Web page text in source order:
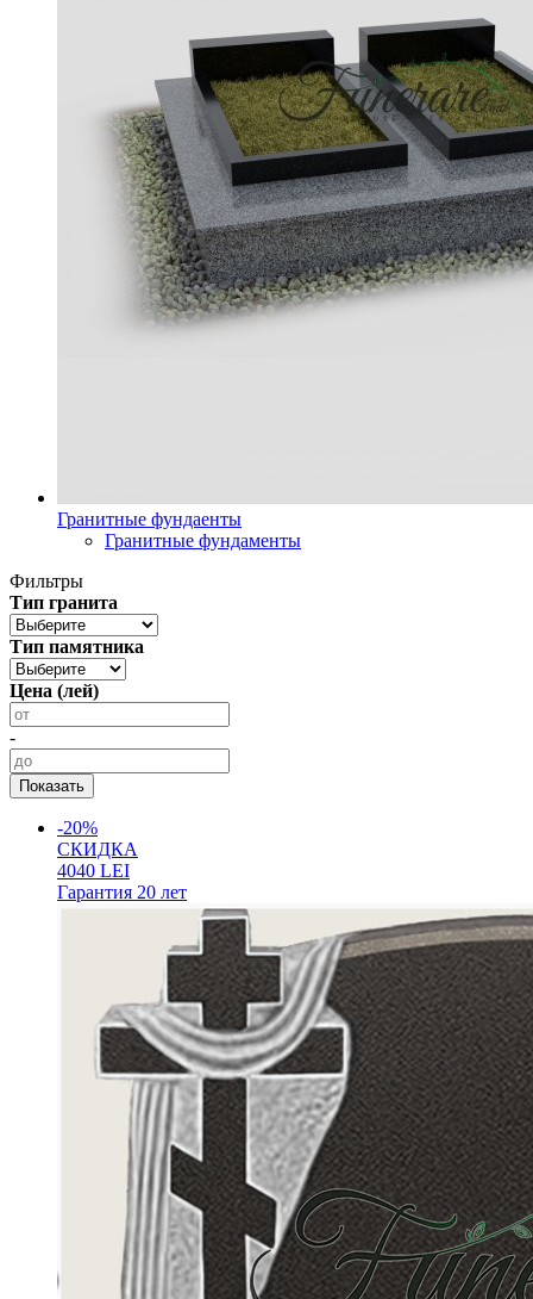
Гранитные фундаенты
Гранитные фундаменты
Фильтры
Тип гранита
Тип памятника
Цена (лей)
-
-20%
СКИДКА
4040 LEI
Гарантия 20 лет